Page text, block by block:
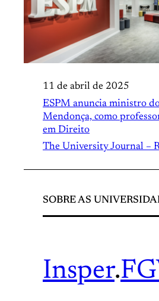
11 de abril de 2025
ESPM anuncia ministro
Mendonça, como
em Direito
The University Journal –
SOBRE AS
Insper.